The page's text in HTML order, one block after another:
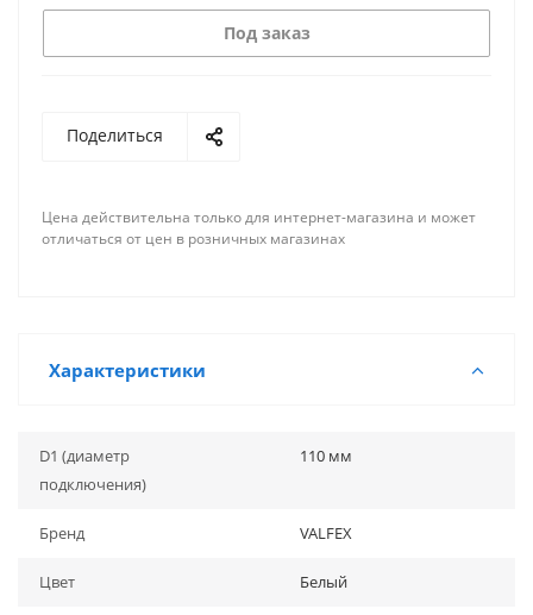
Под заказ
Поделиться
Цена действительна только для интернет-магазина и может
отличаться от цен в розничных магазинах
Характеристики
D1 (диаметр
подключения)
110 мм
Бренд VALFEX
Цвет Белый